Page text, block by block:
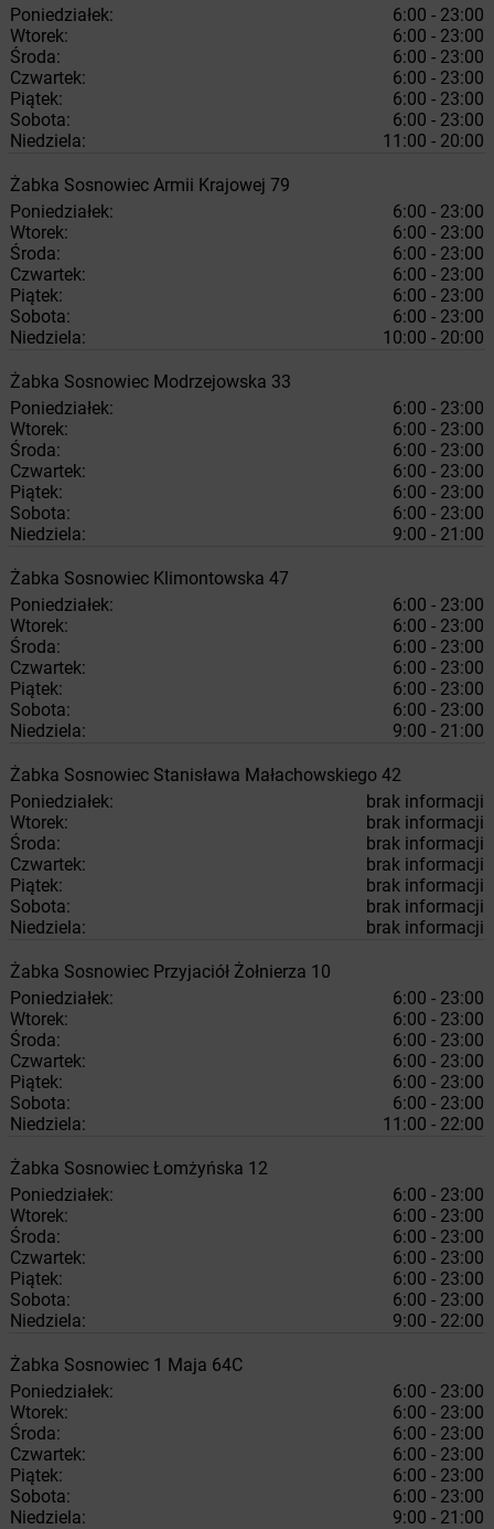
Poniedziałek:
6:00 - 23:00
Wtorek:
6:00 - 23:00
Środa:
6:00 - 23:00
Czwartek:
6:00 - 23:00
Piątek:
6:00 - 23:00
Sobota:
6:00 - 23:00
Niedziela:
11:00 - 20:00
Żabka Sosnowiec Armii Krajowej 79
Poniedziałek:
6:00 - 23:00
Wtorek:
6:00 - 23:00
Środa:
6:00 - 23:00
Czwartek:
6:00 - 23:00
Piątek:
6:00 - 23:00
Sobota:
6:00 - 23:00
Niedziela:
10:00 - 20:00
Żabka Sosnowiec Modrzejowska 33
Poniedziałek:
6:00 - 23:00
Wtorek:
6:00 - 23:00
Środa:
6:00 - 23:00
Czwartek:
6:00 - 23:00
Piątek:
6:00 - 23:00
Sobota:
6:00 - 23:00
Niedziela:
9:00 - 21:00
Żabka Sosnowiec Klimontowska 47
Poniedziałek:
6:00 - 23:00
Wtorek:
6:00 - 23:00
Środa:
6:00 - 23:00
Czwartek:
6:00 - 23:00
Piątek:
6:00 - 23:00
Sobota:
6:00 - 23:00
Niedziela:
9:00 - 21:00
Żabka Sosnowiec Stanisława Małachowskiego 42
Poniedziałek:
brak informacji
Wtorek:
brak informacji
Środa:
brak informacji
Czwartek:
brak informacji
Piątek:
brak informacji
Sobota:
brak informacji
Niedziela:
brak informacji
Żabka Sosnowiec Przyjaciół Żołnierza 10
Poniedziałek:
6:00 - 23:00
Wtorek:
6:00 - 23:00
Środa:
6:00 - 23:00
Czwartek:
6:00 - 23:00
Piątek:
6:00 - 23:00
Sobota:
6:00 - 23:00
Niedziela:
11:00 - 22:00
Żabka Sosnowiec Łomżyńska 12
Poniedziałek:
6:00 - 23:00
Wtorek:
6:00 - 23:00
Środa:
6:00 - 23:00
Czwartek:
6:00 - 23:00
Piątek:
6:00 - 23:00
Sobota:
6:00 - 23:00
Niedziela:
9:00 - 22:00
Żabka Sosnowiec 1 Maja 64C
Poniedziałek:
6:00 - 23:00
Wtorek:
6:00 - 23:00
Środa:
6:00 - 23:00
Czwartek:
6:00 - 23:00
Piątek:
6:00 - 23:00
Sobota:
6:00 - 23:00
Niedziela:
9:00 - 21:00